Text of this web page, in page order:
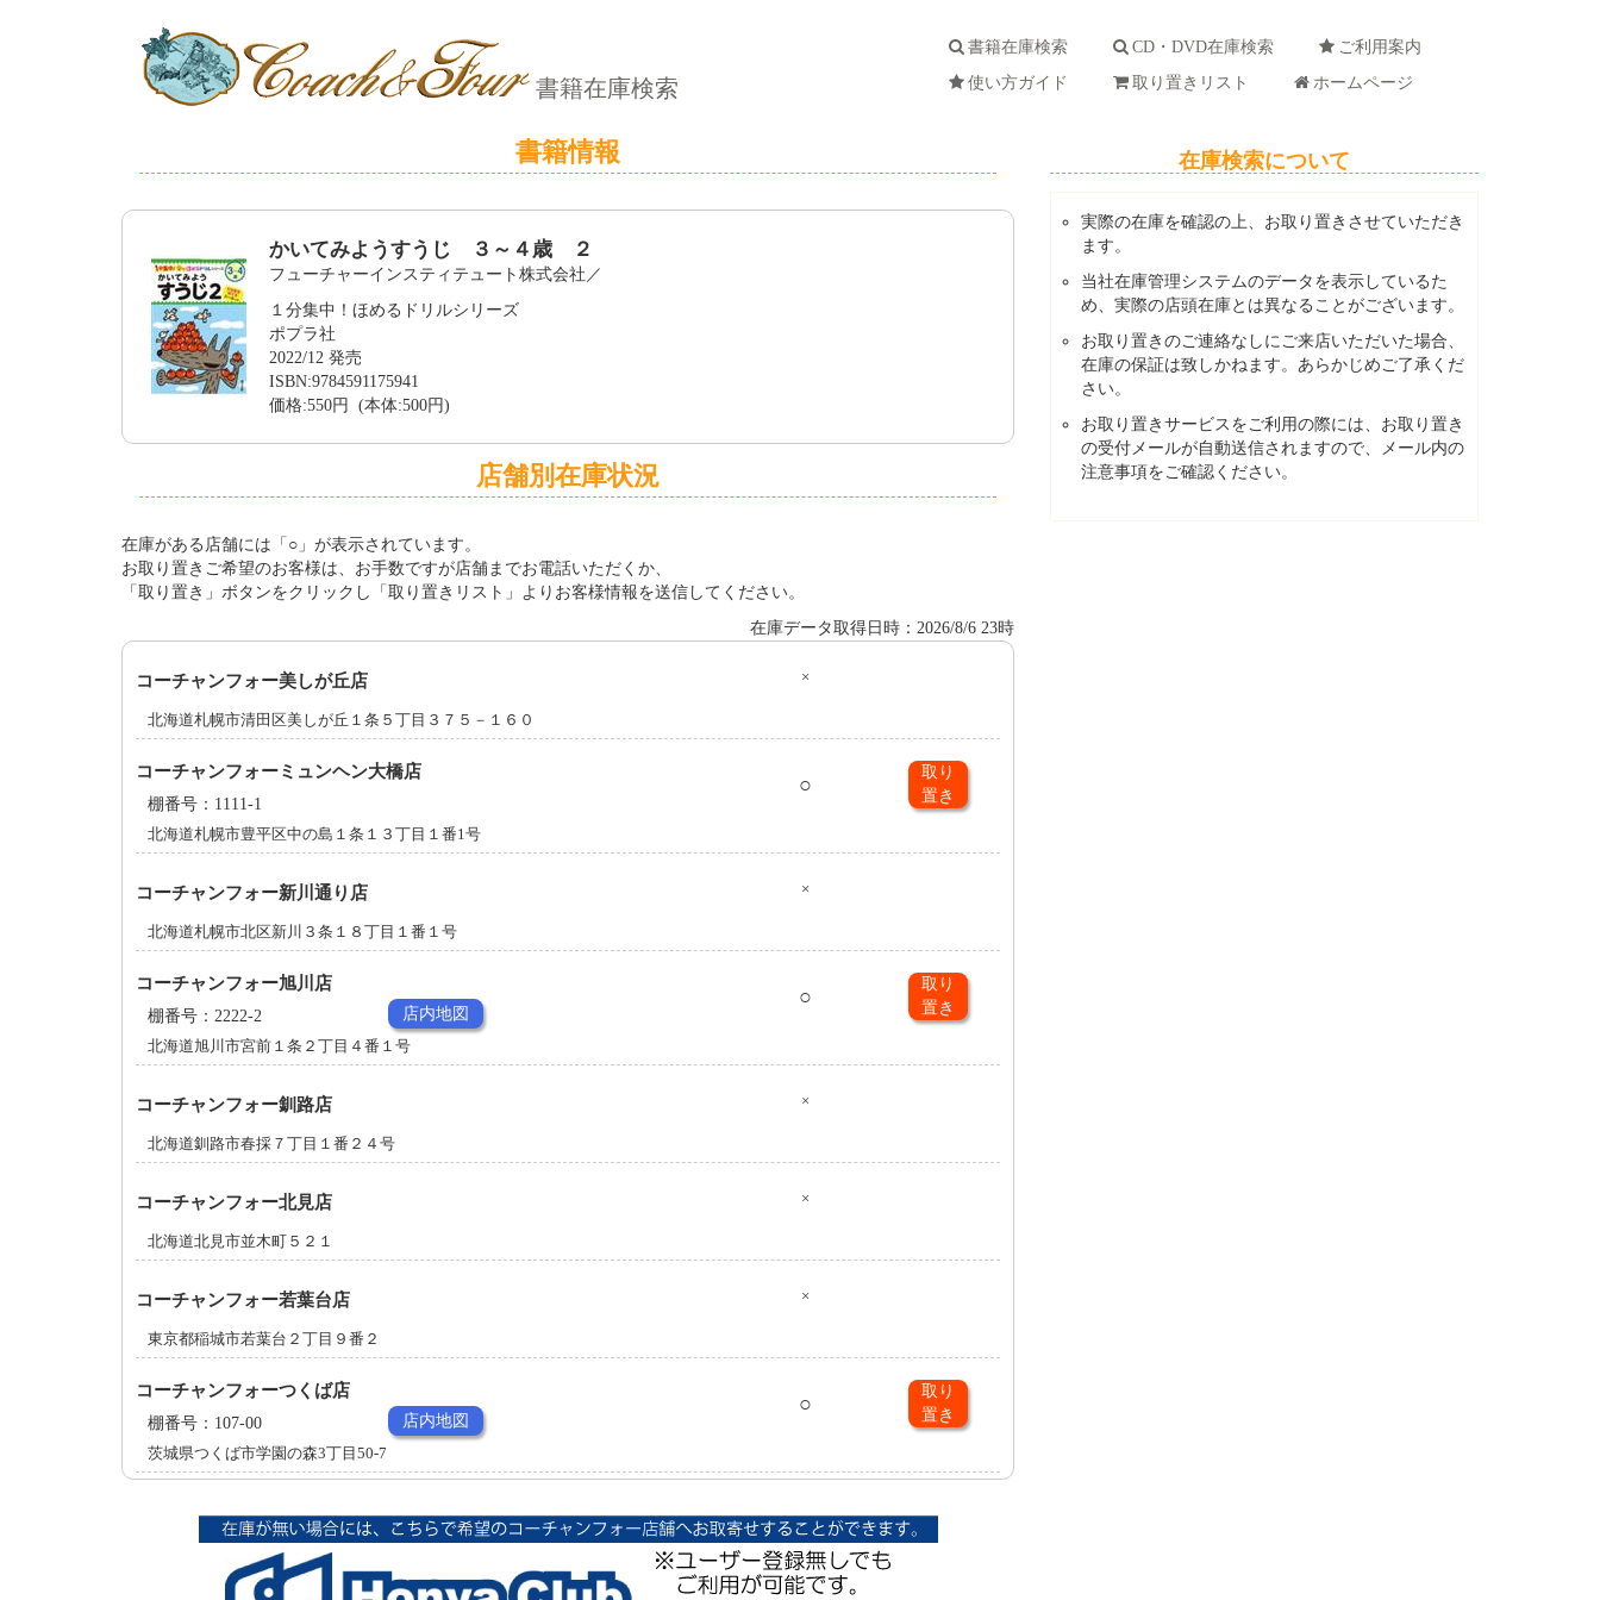
書籍在庫検索
書籍在庫検索 CD・DVD在庫検索
ご利用案内
使い方ガイド
取り置きリスト ホームページ
書籍情報
かいてみようすうじ ３～４歳 ２
フューチャーインスティテュート株式会社／
１分集中！ほめるドリルシリーズ
ポプラ社
2022/12 発売
ISBN:9784591175941
価格:550円 (本体:500円)
店舗別在庫状況
在庫がある店舗には「○」が表示されています。
お取り置きご希望のお客様は、お手数ですが店舗までお電話いただくか、
「取り置き」ボタンをクリックし「取り置きリスト」よりお客様情報を送信してください。
在庫データ取得日時：2026/8/6 23時
コーチャンフォー美しが丘店 ×
北海道札幌市清田区美しが丘１条５丁目３７５－１６０
コーチャンフォーミュンヘン大橋店
○
取り
置き
棚番号：1111-1
北海道札幌市豊平区中の島１条１３丁目１番1号
コーチャンフォー新川通り店 ×
北海道札幌市北区新川３条１８丁目１番１号
コーチャンフォー旭川店
○
取り
置き
棚番号：2222-2 店内地図
北海道旭川市宮前１条２丁目４番１号
コーチャンフォー釧路店 ×
北海道釧路市春採７丁目１番２４号
コーチャンフォー北見店 ×
北海道北見市並木町５２１
コーチャンフォー若葉台店 ×
東京都稲城市若葉台２丁目９番２
コーチャンフォーつくば店
○
取り
置き
棚番号：107-00 店内地図
茨城県つくば市学園の森3丁目50-7
在庫検索について
実際の在庫を確認の上、お取り置きさせていただき
ます。
当社在庫管理システムのデータを表示しているた
め、実際の店頭在庫とは異なることがございます。
お取り置きのご連絡なしにご来店いただいた場合、
在庫の保証は致しかねます。あらかじめご了承くだ
さい。
お取り置きサービスをご利用の際には、お取り置き
の受付メールが自動送信されますので、メール内の
注意事項をご確認ください。